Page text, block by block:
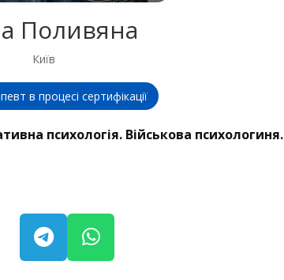
Поливяна
Київ
в процесі сертифікації
психологія. Військова психологиня.